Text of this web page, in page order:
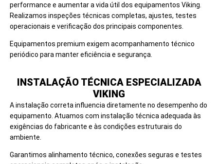
performance e aumentar a vida útil dos equipamentos Viking.
Realizamos inspeções técnicas completas, ajustes, testes
operacionais e verificação dos principais componentes.
Equipamentos premium exigem acompanhamento técnico
periódico para manter eficiência e segurança.
INSTALAÇÃO TÉCNICA ESPECIALIZADA
VIKING
A instalação correta influencia diretamente no desempenho do
equipamento. Atuamos com instalação técnica adequada às
exigências do fabricante e às condições estruturais do
ambiente.
Garantimos alinhamento técnico, conexões seguras e testes